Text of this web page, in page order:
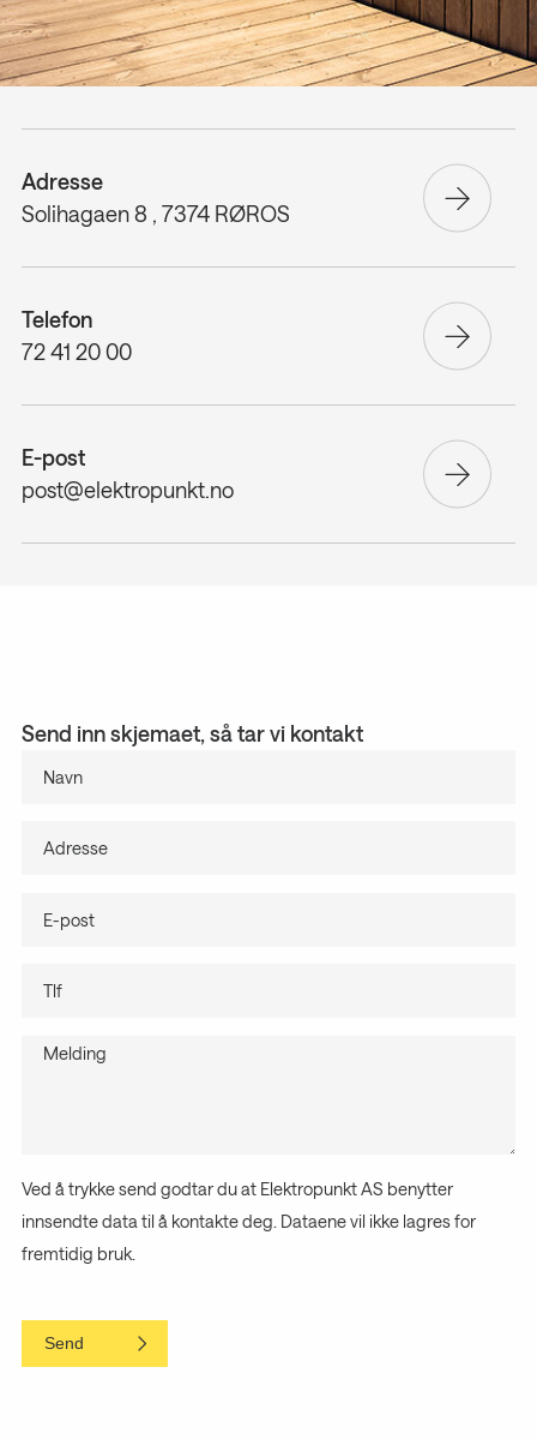
Adresse
Solihagaen 8 , 7374 RØROS
Telefon
72 41 20 00
E-post
post@elektropunkt.no
Send inn skjemaet, så tar vi kontakt
Ved å trykke send godtar du at Elektropunkt AS benytter
innsendte data til å kontakte deg. Dataene vil ikke lagres for
fremtidig bruk.